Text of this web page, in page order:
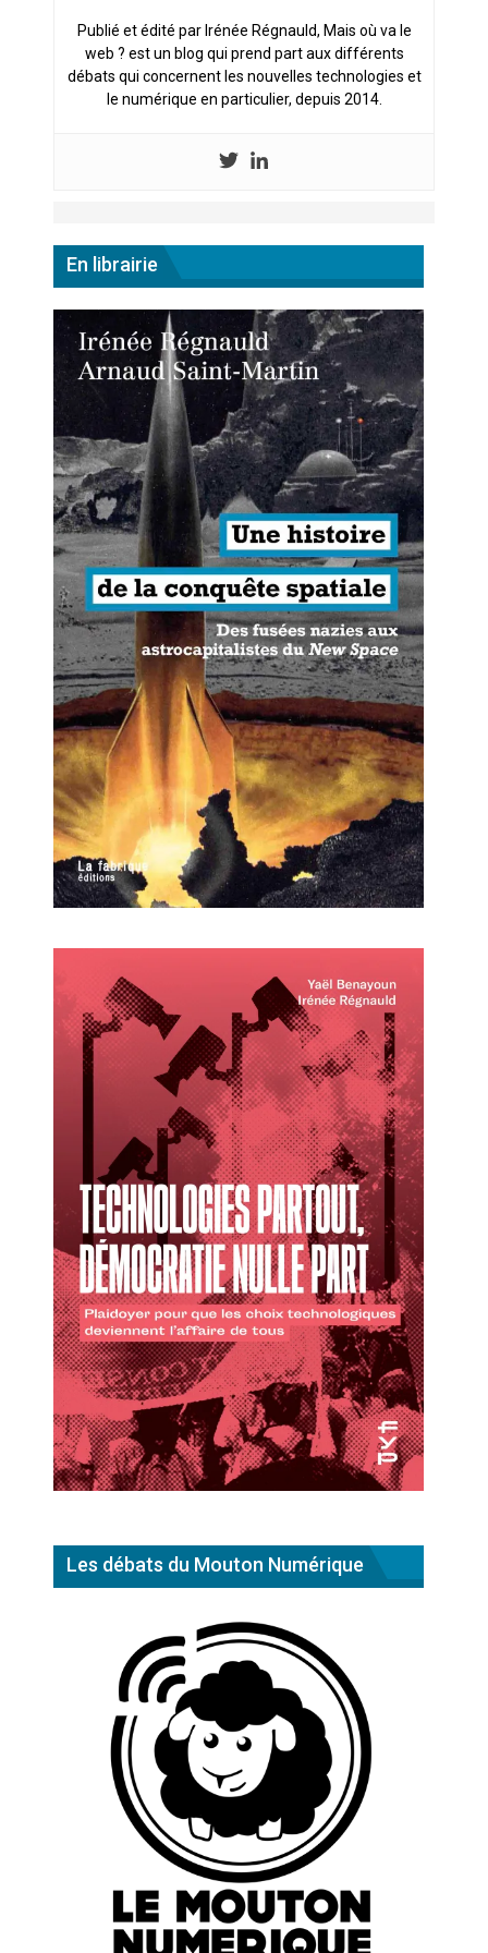
Publié et édité par Irénée Régnauld, Mais où va le
web ? est un blog qui prend part aux différents
débats qui concernent les nouvelles technologies et
le numérique en particulier, depuis 2014.
En librairie
Les débats du Mouton Numérique